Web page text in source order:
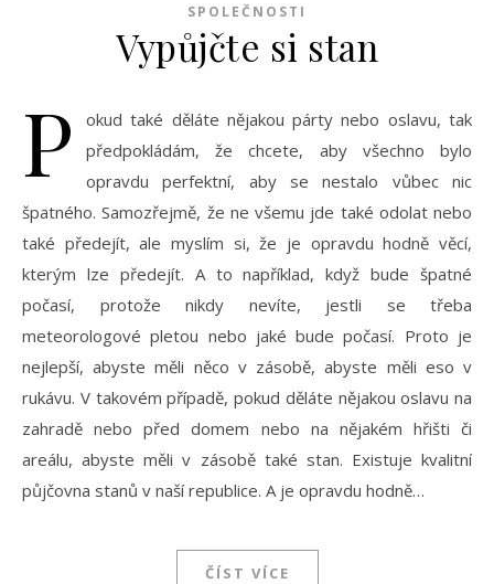
SPOLEČNOSTI
Vypůjčte si stan
P
okud také děláte nějakou párty nebo oslavu, tak
předpokládám, že chcete, aby všechno bylo
opravdu perfektní, aby se nestalo vůbec nic
špatného. Samozřejmě, že ne všemu jde také odolat nebo
také předejít, ale myslím si, že je opravdu hodně věcí,
kterým lze předejít. A to například, když bude špatné
počasí, protože nikdy nevíte, jestli se třeba
meteorologové pletou nebo jaké bude počasí. Proto je
nejlepší, abyste měli něco v zásobě, abyste měli eso v
rukávu. V takovém případě, pokud děláte nějakou oslavu na
zahradě nebo před domem nebo na nějakém hřišti či
areálu, abyste měli v zásobě také stan. Existuje kvalitní
půjčovna stanů v naší republice. A je opravdu hodně…
ČÍST VÍCE